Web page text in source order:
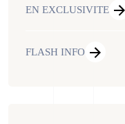
EN EXCLUSIVITE
FLASH INFO